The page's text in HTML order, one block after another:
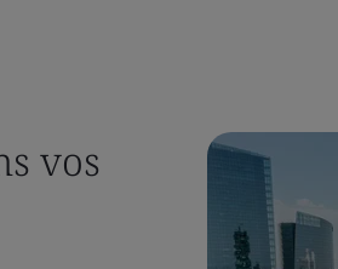
vos